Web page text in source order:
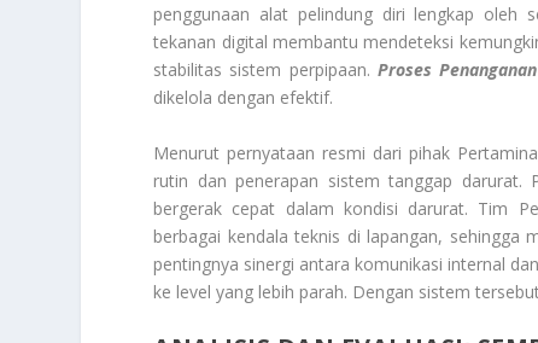
penggunaan alat pelindung diri lengkap oleh
tekanan digital membantu mendeteksi
stabilitas sistem perpipaan. Proses
dikelola dengan efektif.
Menurut pernyataan resmi dari pihak
rutin dan penerapan sistem tanggap darurat.
bergerak cepat dalam kondisi darurat. Tim
berbagai kendala teknis di lapangan, sehingga
pentingnya sinergi antara komunikasi internal
ke level yang lebih parah. Dengan sistem